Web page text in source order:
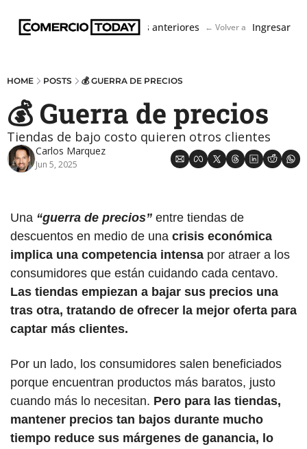
Boletín Ediciones anteriores ← Volver a Ingresar
HOME POSTS 💰 GUERRA DE PRECIOS
💰 Guerra de precios
Tiendas de bajo costo quieren otros clientes
Carlos Marquez
Jun 5, 2025
Una “guerra de precios” entre tiendas de
descuentos en medio de una crisis económica
implica una competencia intensa por atraer a los
Las tiendas empiezan a bajar sus precios una
tras otra, tratando de ofrecer la mejor oferta para
captar más clientes.
Por un lado, los consumidores salen beneficiados
porque encuentran productos más baratos, justo
cuando más lo necesitan. Pero para las tiendas,
mantener precios tan bajos durante mucho
tiempo reduce sus márgenes de ganancia, lo